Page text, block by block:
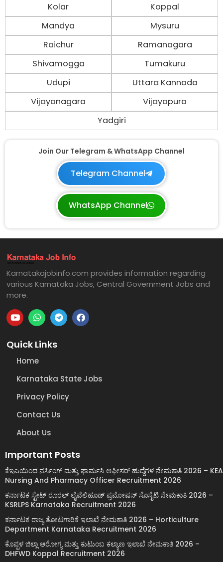
Kolar
Koppal
Mandya
Mysuru
Raichur
Ramanagara
Shivamogga
Tumakuru
Udupi
Uttara Kannada
Vijayanagara
Vijayapura
Yadgiri
Join Our Telegram & WhatsApp Channel
Telegram Channel
WhatsApp Channel
Karnatakajobinfo.com provides information regarding
various Karnataka Jobs, Central Government Jobs and
more.
Quick Links
Home
Karnataka State Jobs
Privacy Policy
Contact Us
About Us
Important Posts
ಕೆಇಎಯಿಂದ ನರ್ಸಿಂಗ್ ಮತ್ತು ಫಾರ್ಮಸಿ ಆಫೀಸರ್ ಹುದ್ದೆಗಳ ನೇಮಕಾತಿ 2026 – KEA
Nursing And Pharmacy Officer Recruitment 2026
ಕರ್ನಾಟಕ ಸ್ಟೇಟ್ ರೂರಲ್ ಲೈವೆಲಿಹೂಡ್ ಪ್ರಮೋಷನ್ ಸೊಸೈಟಿ ನೇಮಕಾತಿ 2026 –
KSRLPS Karnataka Recruitment 2026
ಕರ್ನಾಟಕ ರಾಜ್ಯ ತೋಟಗಾರಿಕೆ ಇಲಾಖೆ ನೇಮಕಾತಿ 2026 – Horticulture
Department Karnataka Recruitment 2026
ಕೊಪ್ಪಳ ಜಿಲ್ಲಾ ಆರೋಗ್ಯ ಮತ್ತು ಕುಟುಂಬ ಕಲ್ಯಾಣ ಇಲಾಖೆ ನೇಮಕಾತಿ 2026 –
DHFWD Koppal Recruitment 2026